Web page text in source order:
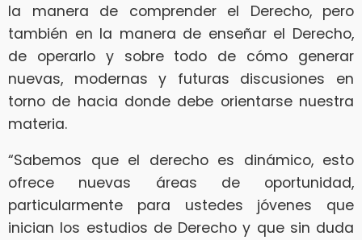
la manera de comprender el Derecho, pero
también en la manera de enseñar el Derecho,
de operarlo y sobre todo de cómo generar
nuevas, modernas y futuras discusiones en
torno de hacia donde debe orientarse nuestra
materia.
“Sabemos que el derecho es dinámico, esto
ofrece nuevas áreas de oportunidad,
particularmente para ustedes jóvenes que
inician los estudios de Derecho y que sin duda